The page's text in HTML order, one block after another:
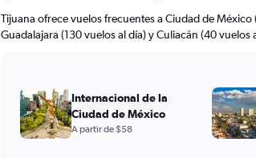
Tijuana ofrece vuelos frecuentes a Ciudad de México
Guadalajara (130 vuelos al día) y Culiacán (40 vuelos
Internacional de la
Ciudad de México
A partir de $58